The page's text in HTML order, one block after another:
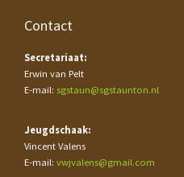
Contact
Secretariaat:
Erwin van Pelt
E-mail: sgstaun@sgstaunton.nl
Jeugdschaak:
Vincent Valens
E-mail: vwjvalens@gmail.com